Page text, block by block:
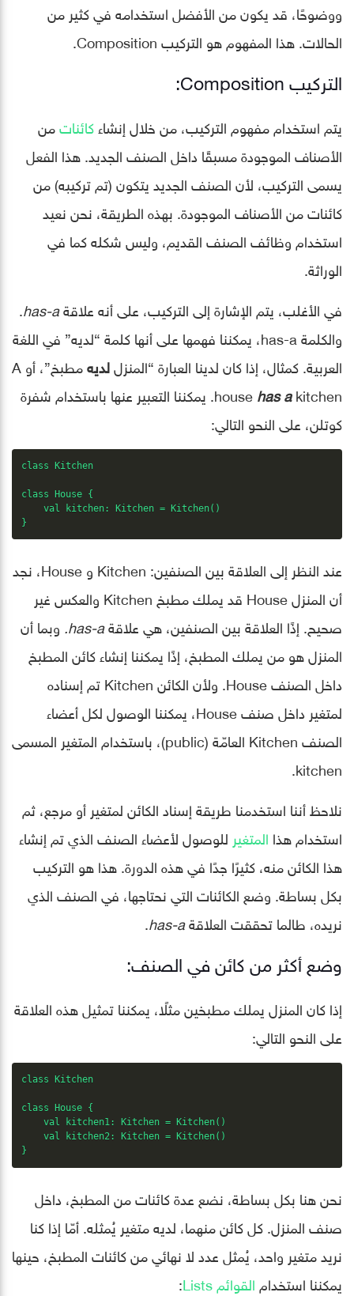
ووضوحًا، قد يكون من الأفضل استخدامه في كثير من
الحالات. هذا المفهوم هو التركيب Composition.
التركيب Composition:
يتم استخدام مفهوم التركيب، من خلال إنشاءكائناتمن
الأصناف الموجودة مسبقًا داخل الصنف الجديد. هذا الفعل
يسمى التركيب، لأن الصنف الجديد يتكون (تم تركيبه) من
كائنات من الأصناف الموجودة. بهذه الطريقة، نحن نعيد
استخدام وظائف الصنف القديم، وليس شكله كما في
الوراثة.
في الأغلب، يتم الإشارة إلى التركيب، على أنه علاقةhas-a
.
والكلمة has-a، يمكننا فهمها على أنها كلمة “لديه” في اللغة
العربية. كمثال، إذا كان لدينا العبارة “المنزللديه
مطبخ”، أو A
househas a
kitchen. يمكننا التعبير عنها باستخدام شفرة
كوتلن، على النحو التالي:
class Kitchen
class House {
    val kitchen: Kitchen = Kitchen()
}
عند النظر إلى العلاقة بين الصنفين: Kitchen و House، نجد
أن المنزل House قد يملك مطبخ Kitchen والعكس غير
صحيح. إذًا العلاقة بين الصنفين، هي علاقةhas-a. وبما أن
المنزل هو من يملك المطبخ، إذًا يمكننا إنشاء كائن المطبخ
داخل الصنف House. ولأن الكائن Kitchen تم إسناده
لمتغير داخل صنف House، يمكننا الوصول لكل أعضاء
الصنف Kitchen العامّة (public)، باستخدام المتغير المسمى
kitchen.
نلاحظ أننا استخدمنا طريقة إسناد الكائن لمتغير أو مرجع، ثم
استخدام هذا المتغير للوصول لأعضاء الصنف الذي تم إنشاء
هذا الكائن منه، كثيرًا جدًا في هذه الدورة. هذا هو التركيب
بكل بساطة. وضع الكائنات التي نحتاجها، في الصنف الذي
نريده، طالما تحققت العلاقةhas-a
.
وضع أكثر من كائن في الصنف:
إذا كان المنزل يملك مطبخين مثلًا، يمكننا تمثيل هذه العلاقة
على النحو التالي:
class Kitchen
class House {
    val kitchen1: Kitchen = Kitchen()
    val kitchen2: Kitchen = Kitchen()
}
نحن هنا بكل بساطة، نضع عدة كائنات من المطبخ، داخل
صنف المنزل. كل كائن منهما، لديه متغير يُمثله. أمّا إذا كنا
نريد متغير واحد، يُمثل عدد لا نهائي من كائنات المطبخ، حينها
يمكننا استخدام القوائم Lists :